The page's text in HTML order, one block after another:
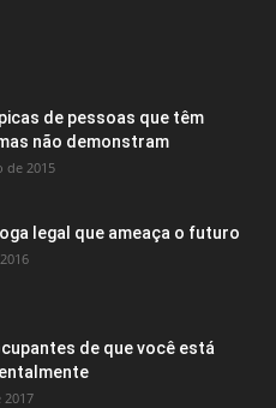
de pessoas que têm
não demonstram
de 2015
legal que ameaça o futuro
de que você está
2017